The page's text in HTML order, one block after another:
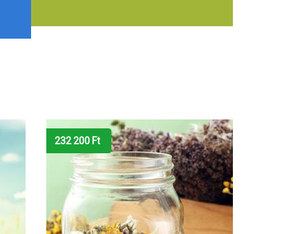
354 240 Ft